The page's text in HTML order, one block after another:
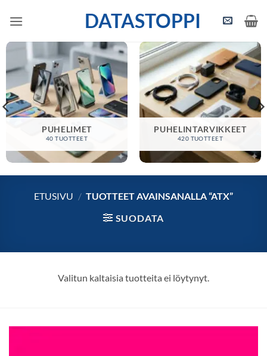
DATASTOPPI
PUHELIMET
40 TUOTTEET
PUHELINTARVIKKEET
420 TUOTTEET
ETUSIVU / TUOTTEET AVAINSANALLA “ATX”
SUODATA
Valitun kaltaisia tuotteita ei löytynyt.